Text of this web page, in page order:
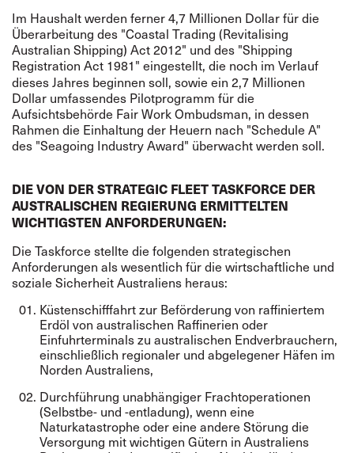
Im Haushalt werden ferner 4,7 Millionen Dollar für die
Überarbeitung des "Coastal Trading (Revitalising
Australian Shipping) Act 2012" und des "Shipping
Registration Act 1981" eingestellt, die noch im Verlauf
dieses Jahres beginnen soll, sowie ein 2,7 Millionen
Dollar umfassendes Pilotprogramm für die
Aufsichtsbehörde Fair Work Ombudsman, in dessen
Rahmen die Einhaltung der Heuern nach "Schedule A"
des "Seagoing Industry Award" überwacht werden soll.
DIE VON DER STRATEGIC FLEET TASKFORCE DER
AUSTRALISCHEN REGIERUNG ERMITTELTEN
WICHTIGSTEN ANFORDERUNGEN:
Die Taskforce stellte die folgenden strategischen
Anforderungen als wesentlich für die wirtschaftliche und
soziale Sicherheit Australiens heraus:
Küstenschifffahrt zur Beförderung von raffiniertem
Erdöl von australischen Raffinerien oder
Einfuhrterminals zu australischen Endverbrauchern,
einschließlich regionaler und abgelegener Häfen im
Norden Australiens,
Durchführung unabhängiger Frachtoperationen
(Selbstbe- und -entladung), wenn eine
Naturkatastrophe oder eine andere Störung die
Versorgung mit wichtigen Gütern in Australiens